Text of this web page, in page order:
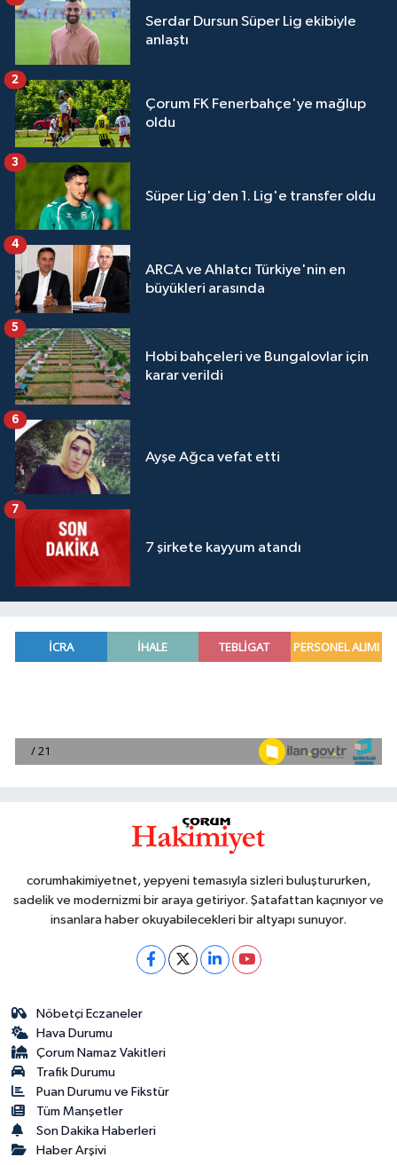
Serdar Dursun Süper Lig ekibiyle
anlaştı
Çorum FK Fenerbahçe'ye mağlup
oldu
2
Süper Lig'den 1. Lig'e transfer oldu
3
ARCA ve Ahlatcı Türkiye'nin en
büyükleri arasında
4
Hobi bahçeleri ve Bungalovlar için
karar verildi
5
Ayşe Ağca vefat etti
6
7 şirkete kayyum atandı
7
corumhakimiyetnet, yepyeni temasıyla sizleri buluştururken,
sadelik ve modernizmi bir araya getiriyor. Şatafattan kaçınıyor ve
insanlara haber okuyabilecekleri bir altyapı sunuyor.
Nöbetçi Eczaneler
Hava Durumu
Çorum Namaz Vakitleri
Trafik Durumu
Puan Durumu ve Fikstür
Tüm Manşetler
Son Dakika Haberleri
Haber Arşivi